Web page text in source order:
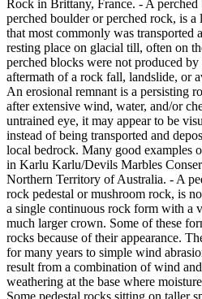
Rock in Brittany, France. - A perched
perched boulder or perched rock, is a
that most commonly was transported
resting place on glacial till, often on
perched blocks were not produced
aftermath of a rock fall, landslide, or
An erosional remnant is a persisting
after extensive wind, water, and/or
untrained eye, it may appear to be
instead of being transported and
local bedrock. Many good examples
in Karlu Karlu/Devils Marbles
Northern Territory of Australia. - A
rock pedestal or mushroom rock, is
a single continuous rock form with a
much larger crown. Some of these
rocks because of their appearance.
for many years to simple wind
result from a combination of wind
weathering at the base where
Some pedestal rocks sitting on taller